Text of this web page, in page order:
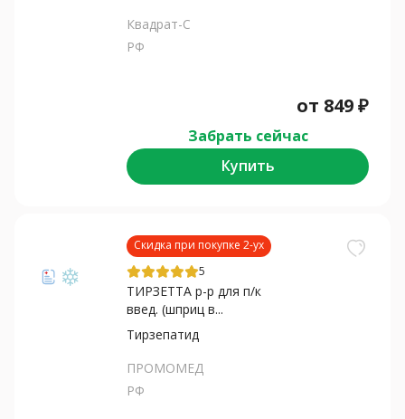
Квадрат-С
РФ
от 849₽
Забрать сейчас
Купить
Скидка при покупке 2-ух
5
ТИРЗЕТТА р-р для п/к
введ. (шприц в...
Тирзепатид
ПРОМОМЕД
РФ